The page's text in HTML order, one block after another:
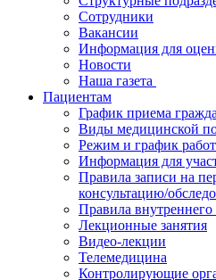
Сотрудники
Вакансии
Информация для
Новости
​​Наша газета
Пациентам
График приема
Виды медицинской
Режим и график
Информация для
Правила записи на
консультацию/
Правила внутреннего
Лекционные занятия
Видео-лекции
Телемедицина
Контролирующие